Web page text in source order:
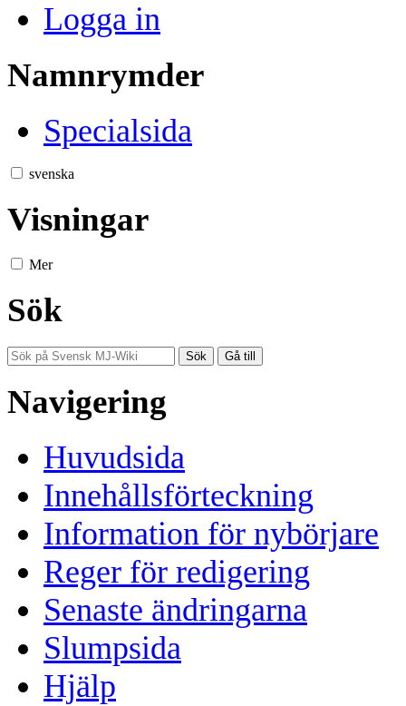
Logga in
Namnrymder
Specialsida
svenska
Visningar
Mer
Sök
Navigering
Huvudsida
Innehållsförteckning
Information för nybörjare
Reger för redigering
Senaste ändringarna
Slumpsida
Hjälp